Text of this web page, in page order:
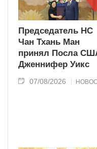
Председатель НС
Чан Тхань Ман
принял Посла
Дженнифер Уикс
07/08/2026